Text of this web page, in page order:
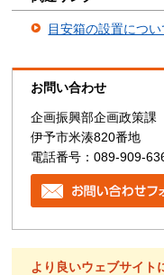
目安箱の設置につい
お問い合わせ
企画振興部企画政策課
伊予市米湊820番地
電話番号：089-909-
より良いウェブサイト